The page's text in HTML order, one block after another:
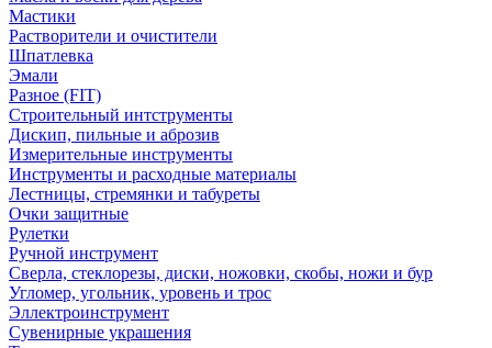
Мастики
Растворители и очистители
Шпатлевка
Эмали
Разное (FIT)
Строительный интструменты
Дискип, пильные и аброзив
Измерительные инструменты
Инструменты и расходные материалы
Лестницы, стремянки и табуреты
Очки защитные
Рулетки
Ручной инструмент
Сверла, стеклорезы, диски, ножовки, скобы, ножи и бур
Угломер, угольник, уровень и трос
Эллектроинструмент
Сувенирные украшения